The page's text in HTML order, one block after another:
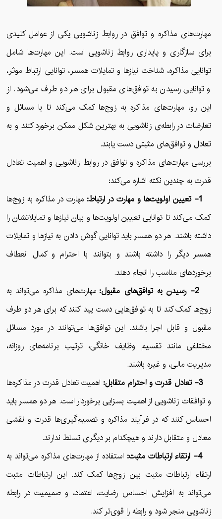
مهارت‌های مذاکره و توافق در روابط زناشویی یکی از عوامل کلیدی
برای سازگاری و پایداری روابط زناشویی است. این مهارت‌ها شامل
توانایی مذاکره، شناخت نیازها و تمایلات همسر، توانایی ارتباط موثر،
و توانایی رسیدن به توافق‌های مقبول برای هر دو طرف می‌شود. از
این رو، مهارت‌های مذاکره به زوج‌ها کمک می‌کند تا با مسائل و
تعارضات در رابطه‌ی زناشویی به بهترین شکل ممکن برخورد کنند و به
تعادل و توافق‌های مثبتی دست یابند.
بررسی مهارت‌های مذاکره و توافق در روابط زناشویی و اهمیت تعادل
قدرت به چندین نکته اشاره می‌کند:
1- تعیین اولویت‌ها و مهارت در ارتباط:
مهارت در مذاکره به زوج‌ها
کمک می‌کند تا توانایی تعیین اولویت‌ها و بیان نیازها و تمایلاتشان را
داشته باشند. هر دو همسر باید توانایی گوش دادن به نیازها و تمایلات
همسر دیگر را داشته باشند و بتوانند با احترام و کمال انعطاف
برخوردهای مناسب را انجام دهند.
2- رسیدن به توافق‌های مقبول:
مهارت‌های مذاکره می‌تواند به
زوج‌ها کمک کند تا به توافق‌هایی دست پیدا کنند که برای هر دو طرف
مقبول و قابل اجرا باشند. این توافق‌ها می‌توانند در مورد مسائل
مختلفی مانند تقسیم وظایف خانگی، ترتیب برنامه‌های روزانه،
مدیریت مالی، و غیره باشند.
3- تعادل قدرت و احترام متقابل:
اهمیت تعادل قدرت در مذاکره‌ها
و توافقات زناشویی از اهمیت بسزایی برخوردار است. هر دو همسر باید
احساس کنند که در فرآیند مذاکره و تصمیم‌گیری‌ها قدرت و نقشی
معادل و متقابل دارند و هیچکدام بر دیگری تسلط ندارند.
4- ارتقاء ارتباطات مثبت:
استفاده از مهارت‌های مذاکره می‌تواند به
ارتقاء ارتباطات مثبت بین زوج‌ها کمک کند. این ارتباطات مثبت
می‌تواند به افزایش احساس رضایت، اعتماد، و صمیمیت در رابطه
زناشویی منجر شود و رابطه را قوی‌تر کند.